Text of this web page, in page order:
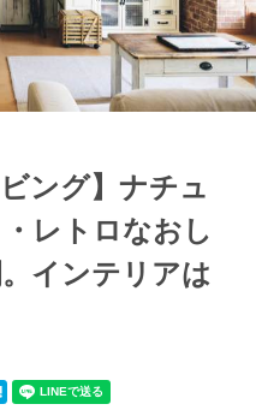
ング】ナチュ
レトロなおし
インテリアは